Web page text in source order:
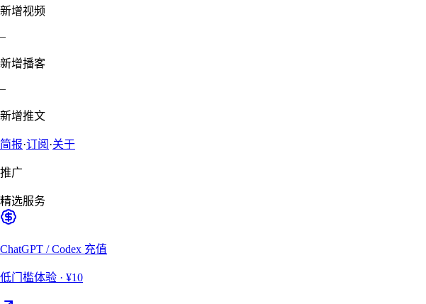
新增视频
–
新增播客
–
新增推文
简报·订阅 ·关于
推广
精选服务
ChatGPT / Codex 充值
低门槛体验 · ¥10